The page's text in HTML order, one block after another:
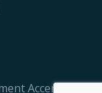
Accent